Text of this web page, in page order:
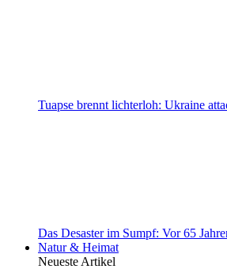
Tuapse brennt lichterloh: Ukraine
Das Desaster im Sumpf: Vor 65
Natur & Heimat
Neueste Artikel